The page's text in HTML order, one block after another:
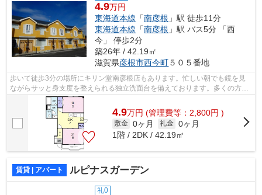
4.9万円
東海道本線 「南彦根 」駅 徒歩11分
東海道本線 「南彦根 」駅 バス5分 「西
今」 停歩2分
築26年 / 42.19㎡
滋賀県彦根市西今町５０５番地
歩いて徒歩3分の場所にキリン堂南彦根店もあります。忙しい朝でも鏡を見
ながらサッと身支度を整えられる独立洗面台を備えております。多くの方に
ご好評をいただいている、清潔感のある...
4.9万円 (管理費等：2,800円 )
敷金 0ヶ月 礼金 0ヶ月
1階 / 2DK / 42.19㎡
賃貸 | アパート ルピナスガーデン
礼0